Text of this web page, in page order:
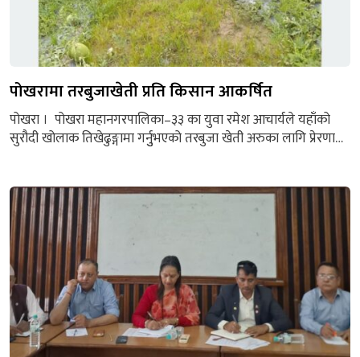
पोखरामा तरबुजाखेती प्रति किसान आकर्षित
पोखरा । पोखरा महानगरपालिका–३३ का युवा रमेश आचार्यले यहाँको
सुरौदी खोलाक तिखेढुङ्गामा गर्नुुभएको तरबुजा खेती अरुका लागि प्रेरणाको
उहाँको कृषिकर्म र यसप्रतिको लगाव यस क्षेत्रका स्थानीयका लागि
प्ररणाको स्रोत बनेको हो । स्नातकसम्मको अध्ययनसँगै १०...